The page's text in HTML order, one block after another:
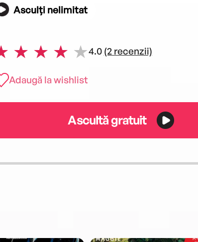
Asculți nelimitat
4.0 (2 recenzii)
Adaugă la wishlist
Ascultă gratuit